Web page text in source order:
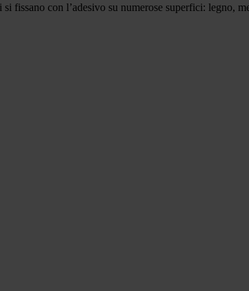
con l’adesivo su numerose superfici: legno,